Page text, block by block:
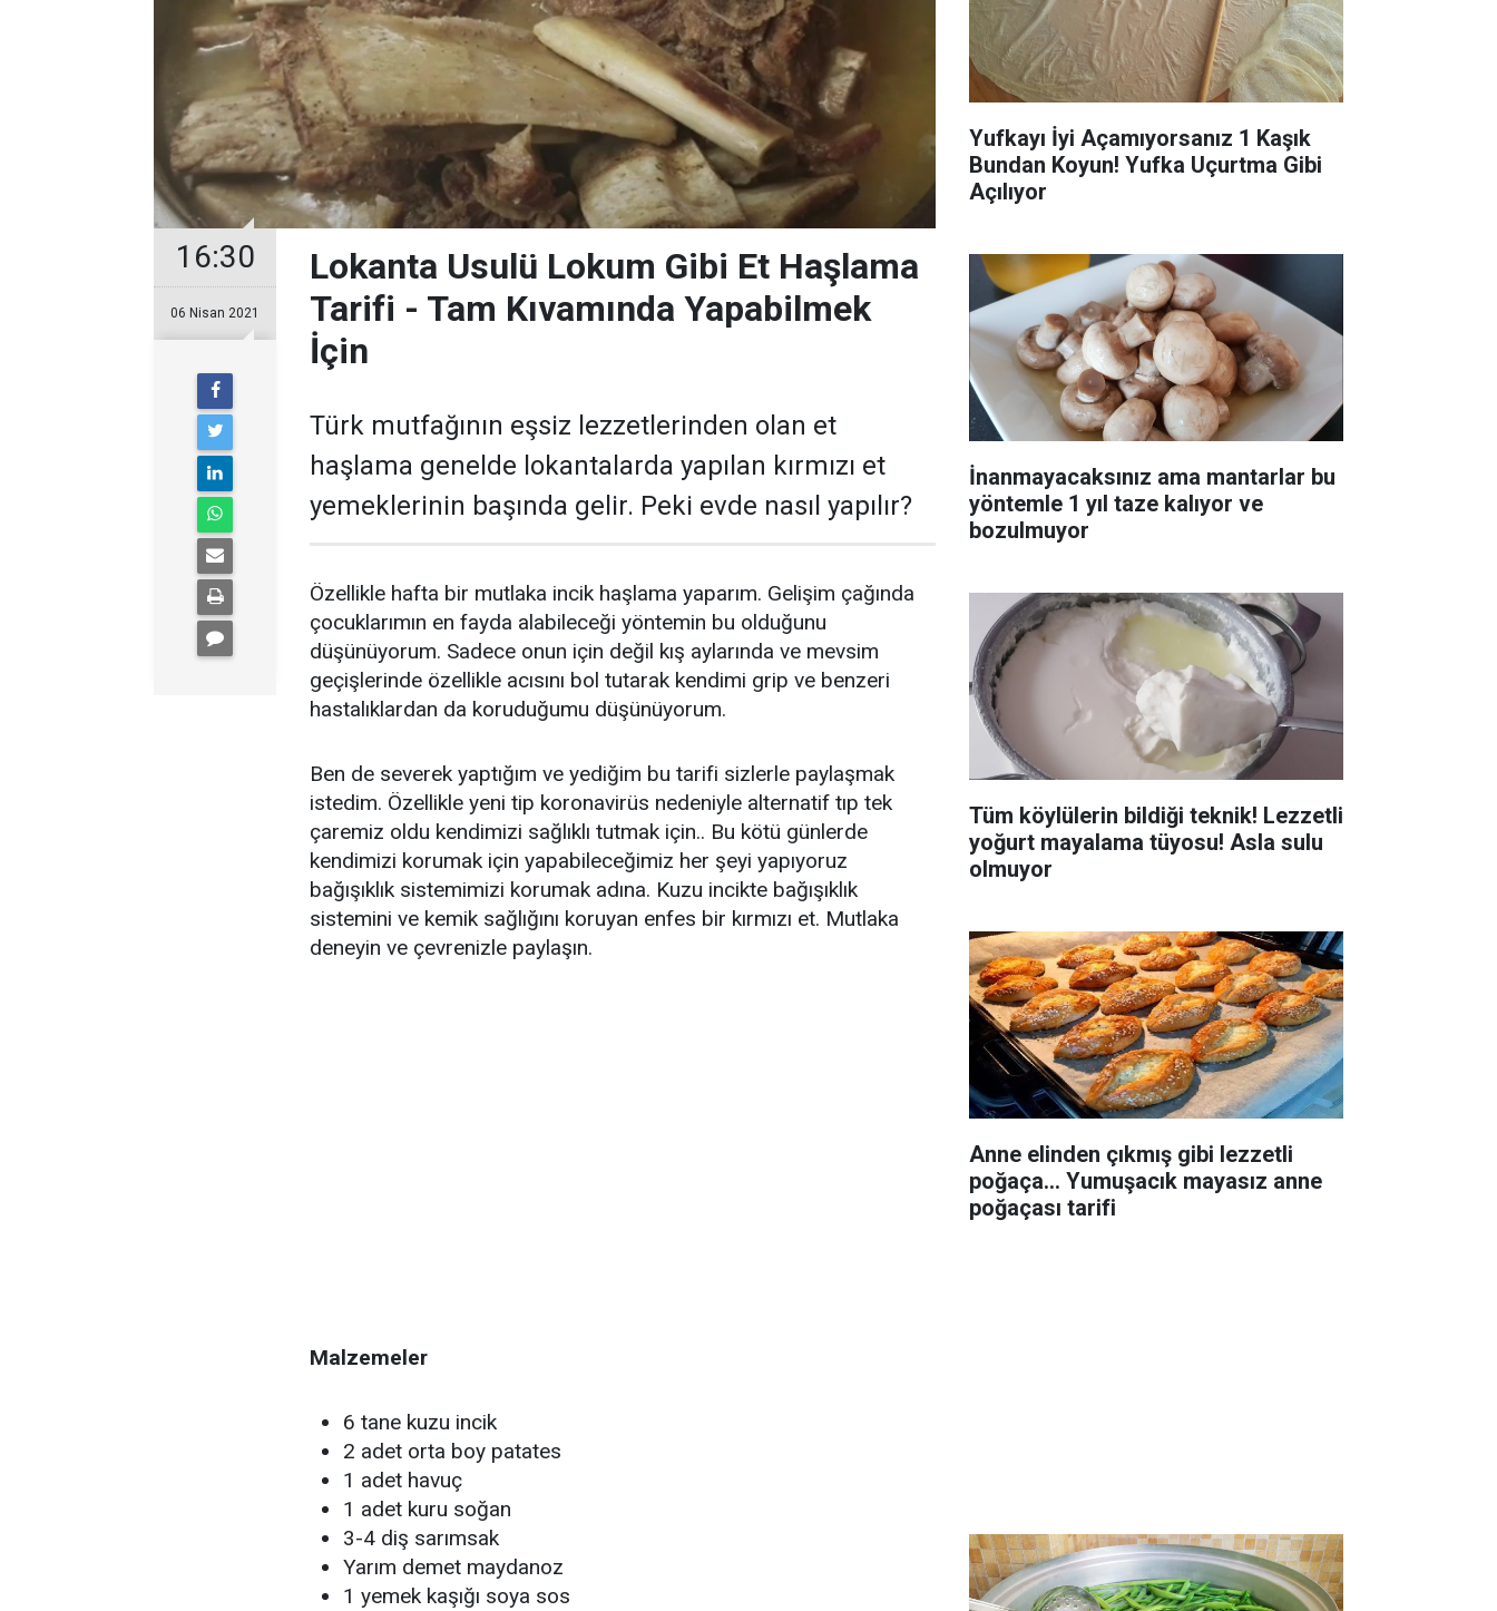
16:30
06 Nisan 2021
Lokanta Usulü Lokum Gibi Et Haşlama
Tarifi - Tam Kıvamında Yapabilmek
İçin
Türk mutfağının eşsiz lezzetlerinden olan et
haşlama genelde lokantalarda yapılan kırmızı et
yemeklerinin başında gelir. Peki evde nasıl yapılır?
Özellikle hafta bir mutlaka incik haşlama yaparım. Gelişim çağında
çocuklarımın en fayda alabileceği yöntemin bu olduğunu
düşünüyorum. Sadece onun için değil kış aylarında ve mevsim
geçişlerinde özellikle acısını bol tutarak kendimi grip ve benzeri
hastalıklardan da koruduğumu düşünüyorum.
Ben de severek yaptığım ve yediğim bu tarifi sizlerle paylaşmak
istedim. Özellikle yeni tip koronavirüs nedeniyle alternatif tıp tek
çaremiz oldu kendimizi sağlıklı tutmak için.. Bu kötü günlerde
kendimizi korumak için yapabileceğimiz her şeyi yapıyoruz
bağışıklık sistemimizi korumak adına. Kuzu incikte bağışıklık
sistemini ve kemik sağlığını koruyan enfes bir kırmızı et. Mutlaka
deneyin ve çevrenizle paylaşın.
Malzemeler
6 tane kuzu incik
2 adet orta boy patates
1 adet havuç
1 adet kuru soğan
3-4 diş sarımsak
Yarım demet maydanoz
1 yemek kaşığı soya sos
Yufkayı İyi Açamıyorsanız 1 Kaşık
Bundan Koyun! Yufka Uçurtma Gibi
Açılıyor
İnanmayacaksınız ama mantarlar bu
yöntemle 1 yıl taze kalıyor ve
bozulmuyor
Tüm köylülerin bildiği teknik! Lezzetli
yoğurt mayalama tüyosu! Asla sulu
olmuyor
Anne elinden çıkmış gibi lezzetli
poğaça... Yumuşacık mayasız anne
poğaçası tarifi